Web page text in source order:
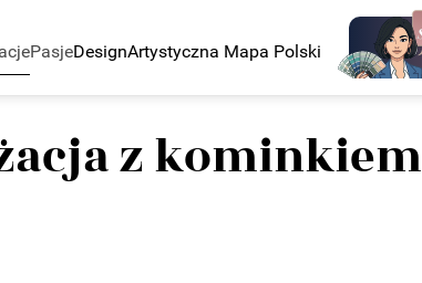
PasjeDesignArtystyczna Mapa Polski
z kominkiem